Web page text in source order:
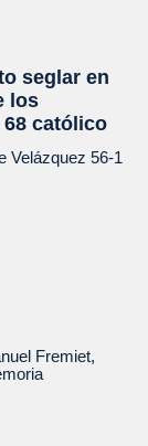
seglar en
los
católico
Velázquez 56-1
Fremiet,